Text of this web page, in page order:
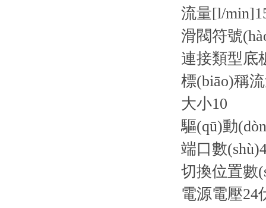
流量[l/min]
滑閥符號
連接類型底
標(biāo)稱
大小10
驅(qū)動
端口數(shù)
切換位置數
電源電壓24